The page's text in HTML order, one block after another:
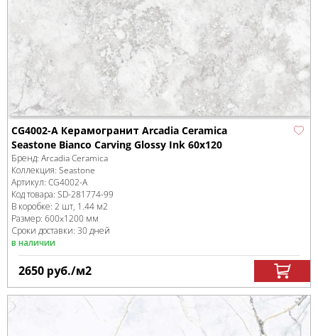
CG4002-A Керамогранит Arcadia Ceramica
Seastone Bianco Carving Glossy Ink 60x120
Бренд: Arcadia Ceramica
Коллекция: Seastone
Артикул: CG4002-A
Код товара: SD-281774-99
В коробке: 2 шт, 1.44 м2
Размер: 600x1200 мм
Сроки доставки: 30 дней
в наличии
2650 руб./м2